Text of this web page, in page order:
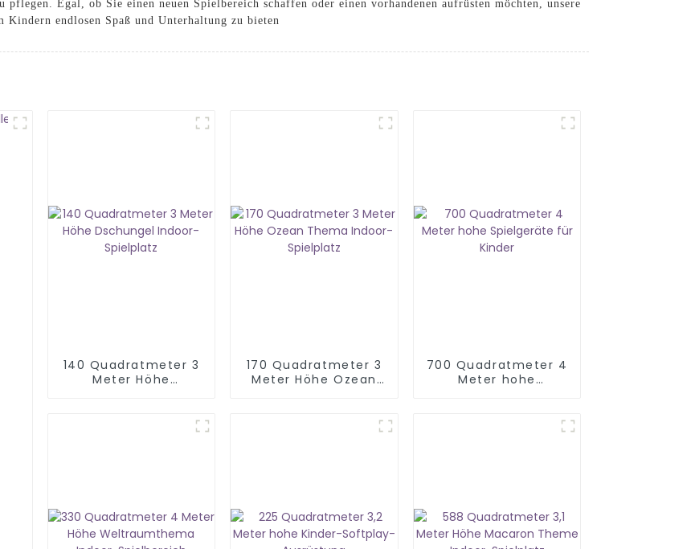
Egal, ob Sie einen neuen Spielbereich schaffen oder einen vorhandenen aufrüsten möchten, unsere
endlosen Spaß und Unterhaltung zu bieten
140 Quadratmeter 3
Meter Höhe
170 Quadratmeter 3
Meter Höhe Ozean
700 Quadratmeter 4
Meter hohe